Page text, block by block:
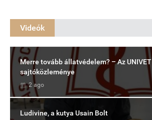
Videók
Merre tovább állatvédelem? – Az UNIVET
sajtóközleménye
2 ago
Ludivine, a kutya Usain Bolt